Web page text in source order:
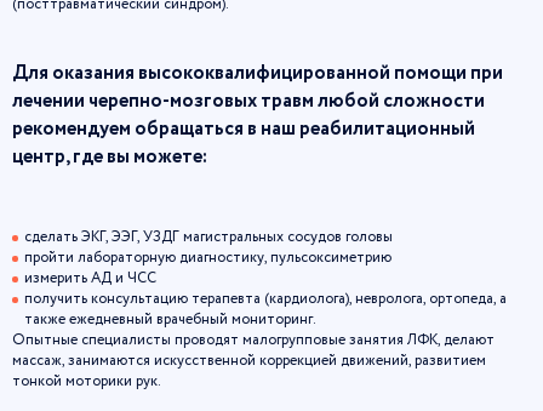
(посттравматический синдром).
Для оказания высококвалифицированной помощи при
лечении черепно-мозговых травм любой сложности
рекомендуем обращаться в наш реабилитационный
центр, где вы можете:
сделать ЭКГ, ЭЭГ, УЗДГ магистральных сосудов головы
пройти лабораторную диагностику, пульсоксиметрию
измерить АД и ЧСС
получить консультацию терапевта (кардиолога), невролога, ортопеда, а
также ежедневный врачебный мониторинг.
Опытные специалисты проводят малогрупповые занятия ЛФК, делают
массаж, занимаются искусственной коррекцией движений, развитием
тонкой моторики рук.